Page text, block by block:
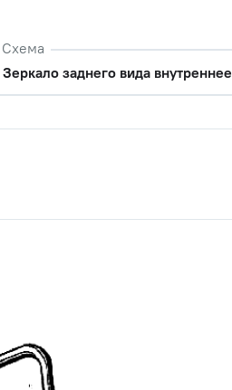
Схема
Зеркало заднего вида внутреннее